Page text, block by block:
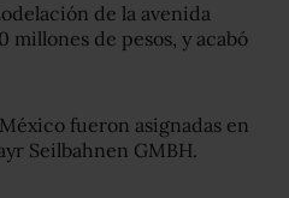
de la avenida
millones de pesos, y acabó
fueron asignadas en
Seilbahnen GMBH.